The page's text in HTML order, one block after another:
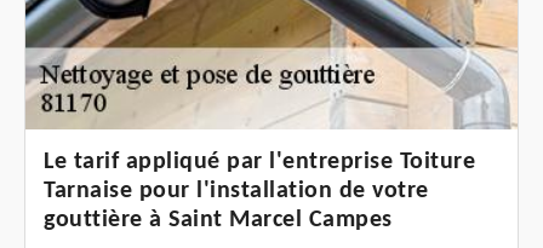
Le tarif appliqué par l'entreprise Toiture
Tarnaise pour l'installation de votre
gouttière à Saint Marcel Campes